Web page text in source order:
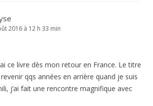
2016 à 12 h 33 min
ce livre dès mon retour en France. Le titre
qqs années en arrière quand je suis
j’ai fait une rencontre magnifique avec